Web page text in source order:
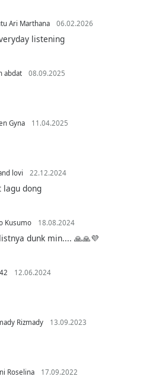
Ari Marthana 06.02.2026
listening
abdat 08.09.2025
Gyna 11.04.2025
lovi 22.12.2024
lagu dong
Kusumo 18.08.2024
dunk min.... 🙏🙏💜
12.06.2024
Rizmady 13.09.2023
Roselina 17.09.2022